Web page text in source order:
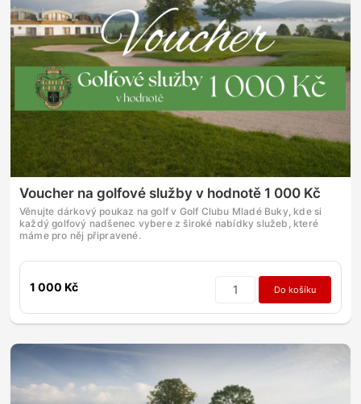
Voucher na golfové služby v hodnotě 1 000 Kč
Věnujte dárkový poukaz na golf v Golf Clubu Mladé Buky, kde si
každý golfový nadšenec vybere z široké nabídky služeb, které
máme pro něj připravené.
1 000 Kč Do košíku